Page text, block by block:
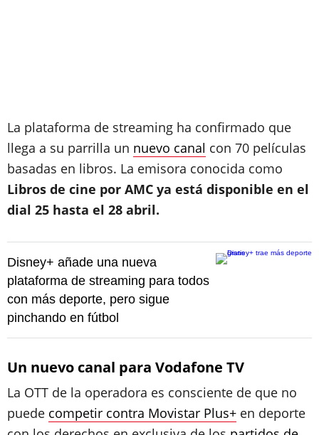
La plataforma de streaming ha confirmado que
llega a su parrilla un nuevo canal con 70 películas
basadas en libros. La emisora conocida como
Libros de cine por AMC ya está disponible en el
dial 25 hasta el 28 abril.
Disney+ añade una nueva
plataforma de streaming para todos
con más deporte, pero sigue
pinchando en fútbol
Un nuevo canal para Vodafone TV
La OTT de la operadora es consciente de que no
puede competir contra Movistar Plus+ en deporte